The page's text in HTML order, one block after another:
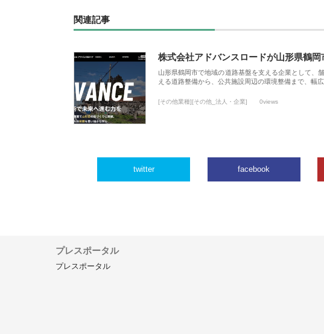
関連記事
株式会社アドバンスロードが山形県鶴
山形県鶴岡市で地域の道路基盤を支える企業として、
える道路整備から、公共施設周辺の環境整備まで、幅
[その他業種][その他_法人・企業] 0views
twitter facebook
プレスポータル
プレスポータル